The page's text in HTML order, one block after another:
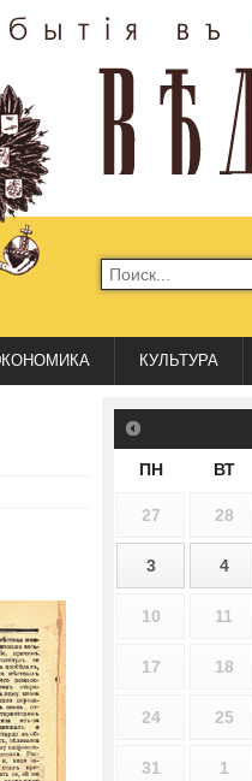
КУЛЬТУРА
ПН ВТ
27 28
3 4
10 11
17 18
24 25
31 1